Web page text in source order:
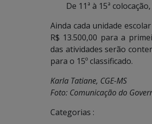
De 11ª à 15ª
Ainda cada unidade
R$ 13.500,00 para a
das atividades serão
para o 15º classificado.
Karla Tatiane, CGE-MS
Foto: Comunicação do
Categorias :